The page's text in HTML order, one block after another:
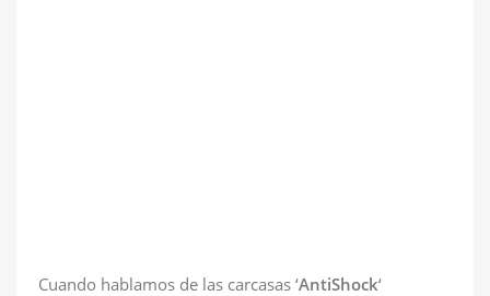
Cuando hablamos de las carcasas ‘AntiShock‘